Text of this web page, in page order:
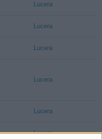
Lucera
Lucera
Lucera
Lucera
Lucera
Lucera